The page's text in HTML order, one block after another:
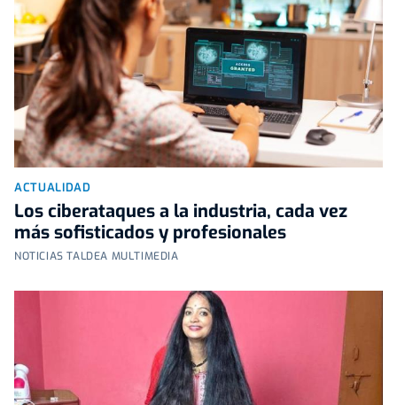
ACTUALIDAD
Los ciberataques a la industria, cada vez
más sofisticados y profesionales
NOTICIAS TALDEA MULTIMEDIA